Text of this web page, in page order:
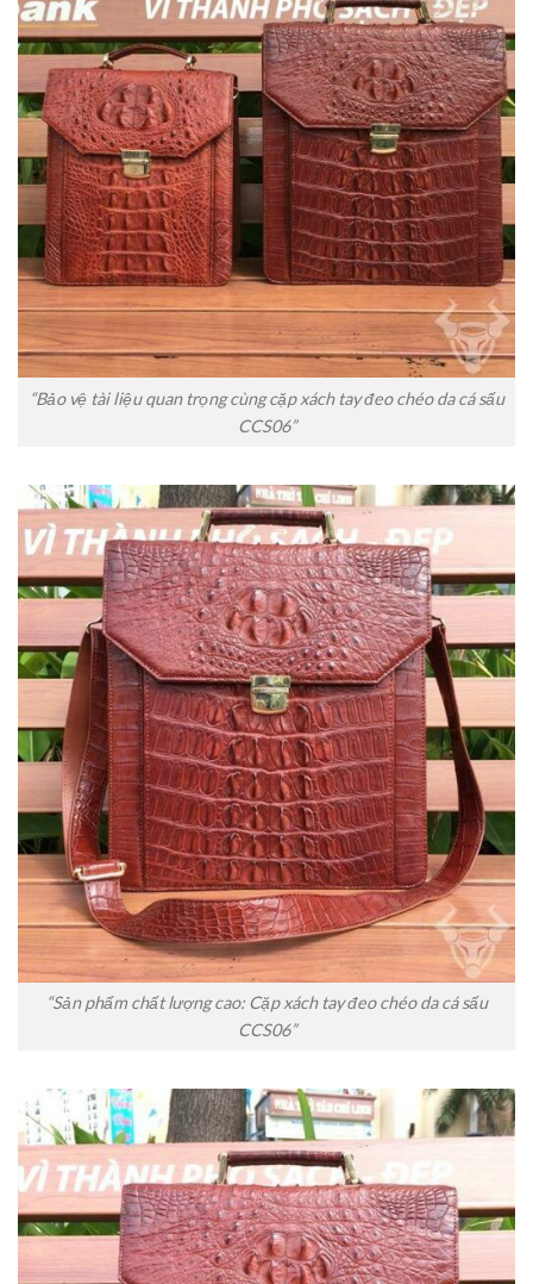
“Bảo vệ tài liệu quan trọng cùng cặp xách tay đeo chéo da cá sấu
CCS06”
“Sản phẩm chất lượng cao: Cặp xách tay đeo chéo da cá sấu
CCS06”